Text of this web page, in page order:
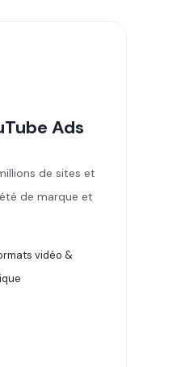
Ads
de sites et
de marque et
vidéo &